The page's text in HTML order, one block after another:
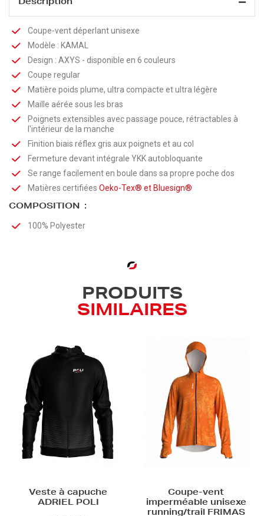
Description
Coupe-vent déperlant unisexe
Modèle : KAMAL
Design : AXYS - disponible en 6 couleurs
Coupe regular
Matière poids plume, ultra compacte et ultra légère
Maille aérée sous les bras
Poignets extensibles avec passage pouce, rétractables à
l'intérieur de la manche
Finition biais réflex gris aux poignets et au col
Fermeture devant intégrale YKK autobloquante
Se range facilement en boule dans sa propre poche dos
Matières certifiées Oeko-Tex® et Bluesign®
COMPOSITION :
100% Polyester
PRODUITS
SIMILAIRES
Veste à capuche
ADRIEL POLI
Coupe-vent
imperméable unisexe
running/trail FRIMAS